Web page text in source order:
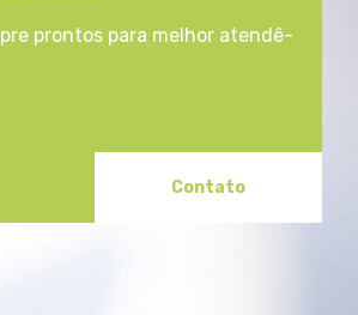
prontos para melhor atendê-
Contato